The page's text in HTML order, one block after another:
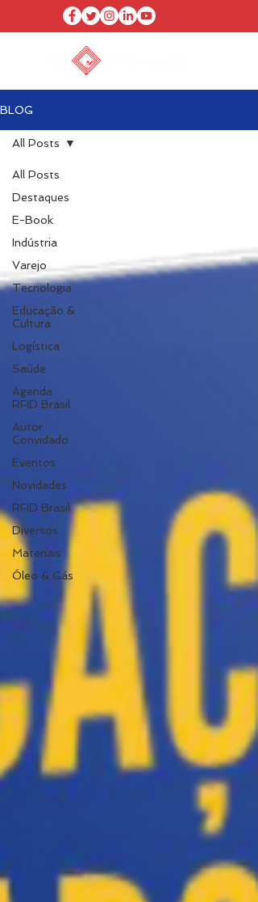
BLOG
All Posts
Destaques
E-Book
Indústria
Varejo
Tecnologia
Educação &
Cultura
Logística
Saúde
Agenda
RFID Brasil
Autor
Convidado
Eventos
Novidades
RFID Brasil
Diversos
Materiais
Óleo & Gás
All Posts